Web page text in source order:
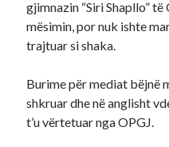
gjimnazin “Siri Shapllo”
mësimin, por nuk ishte
trajtuar si shaka.
Burime për mediat bëjnë
shkruar dhe në anglisht
t’u vërtetuar nga OPGJ.